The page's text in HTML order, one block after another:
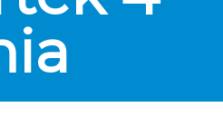
night and the music”
podczas
prowadzonych przez
Sanchez.